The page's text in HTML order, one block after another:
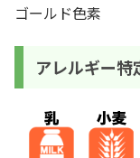
ゴールド色素
アレルギー特